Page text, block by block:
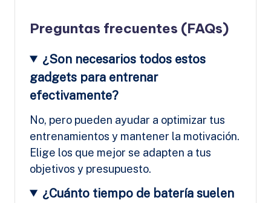
Preguntas frecuentes (FAQs)
¿Son necesarios todos estos
gadgets para entrenar
efectivamente?
No, pero pueden ayudar a optimizar tus
entrenamientos y mantener la motivación.
Elige los que mejor se adapten a tus
objetivos y presupuesto.
¿Cuánto tiempo de batería suelen